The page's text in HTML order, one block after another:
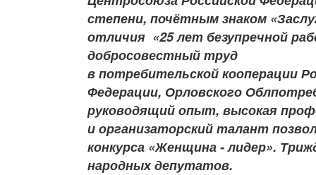
степени, почётным знаком
отличия «25 лет безупречной
добросовестный труд
в потребительской кооперации
Федерации, Орловского
руководящий опыт, высокая
и организаторский талант
конкурса «Женщина - лидер».
народных депутатов.